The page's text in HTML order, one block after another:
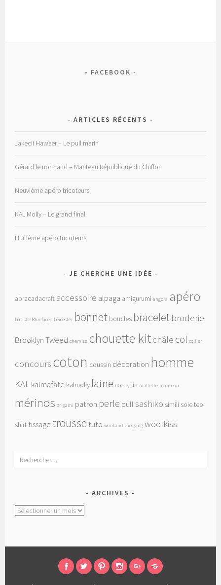
FACEBOOK
ARTICLES RÉCENTS
Jakecii Hawser – Le pull marin
Gérard le normand – Manteau République du Chiffon
Neuvième apéro tricoteurs
KAL Molly – Le grand final
Huitième apéro tricoteurs
JE CHERCHE UNE IDÉE
abracadacraft accessoire alpaga amigurumi angora apéro
batiste Bluefaced Leicester bonnet boucles bracelet broderie
Brooklyn Tweed chemise chouette kitchâle col collier
concours coton coussin décoration homme
KALkalmafate kalmolly laine liberty lin mallette manteau
mérinos origami patron perle pull sashiko simili soietee-
shirt tissage trousse tuto wool and the gang woolkiss
Rechercher :
ARCHIVES
Archives